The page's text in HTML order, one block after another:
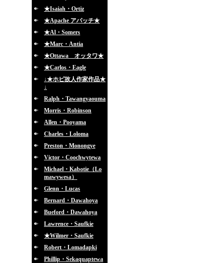
★Isaiah・Ortiz
★Apache アパッチ★
★Al・Somers
★Marc・Antia
★Ottawa オッタワ★
★Carlos・Eagle
↓★ホピ故人作家作品★
↓
Ralph・Tawangyaouma
Morris・Robinson
Allen・Pooyama
Charles・Loloma
Preston・Monongye
Victor・Coochwytewa
Michael・Kabotie（Lo
mawywesa）
Glenn・Lucas
Bernard・Dawahoya
Bueford・Dawahoya
Lawrence・Saufkie
★Wilmer・Saufkie
Robert・Lomadapki
Phillip・Sekaquaptewa